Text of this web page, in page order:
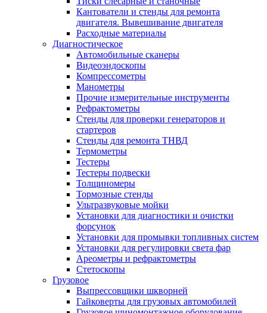
Кантователи и стенды для ремонта
двигателя. Вывешивание двигателя
Расходные материалы
Диагностическое
Автомобильные сканеры
Видеоэндоскопы
Компрессометры
Манометры
Прочие измерительные инструменты
Рефрактометры
Стенды для проверки генераторов и
стартеров
Стенды для ремонта ТНВД
Термометры
Тестеры
Тестеры подвески
Толщиномеры
Тормозные стенды
Ультразвуковые мойки
Установки для диагностики и очистки
форсунок
Установки для промывки топливных систем
Установки для регулировки света фар
Ареометры и рефрактометры
Стетоскопы
Грузовое
Выпрессовщики шкворней
Гайковерты для грузовых автомобилей